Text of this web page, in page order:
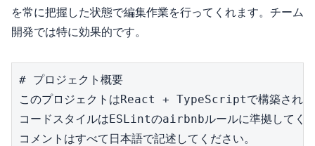
を常に把握した状態で編集作業を行ってくれます。チーム
開発では特に効果的です。
# プロジェクト概要
このプロジェクトはReact + TypeScriptで構築された
コードスタイルはESLintのairbnbルールに準拠してく
コメントはすべて日本語で記述してください。